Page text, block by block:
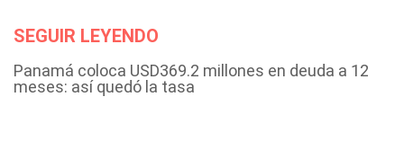
SEGUIR LEYENDO
Panamá coloca USD369.2 millones en deuda a 12
meses: así quedó la tasa